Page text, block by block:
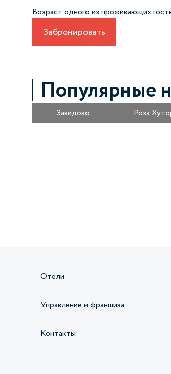
Возраст одного из проживающих
Забронировать
Популярные
Завидово Роза
Отели
Управление и франшиза
Контакты